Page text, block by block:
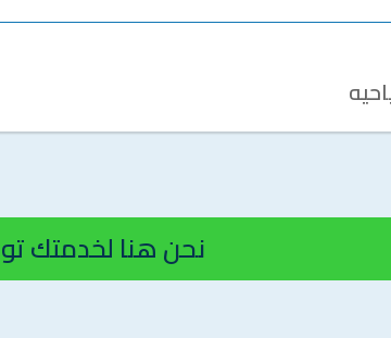
نحن هنا لخدمتك